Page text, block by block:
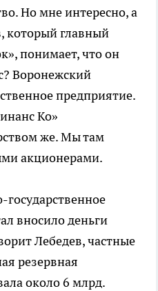
Но мне интересно, а
который главный
понимает, что он
Воронежский
предприятие.
Ко»
же. Мы там
акционерами.
вносило деньги
Лебедев, частные
резервная
около 6 млрд.